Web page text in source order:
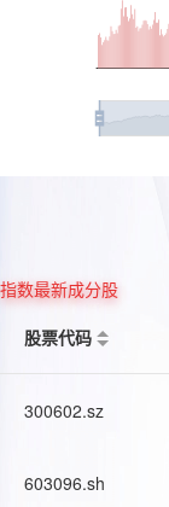
指数最新成分股
股票代码
300602.sz
603096.sh